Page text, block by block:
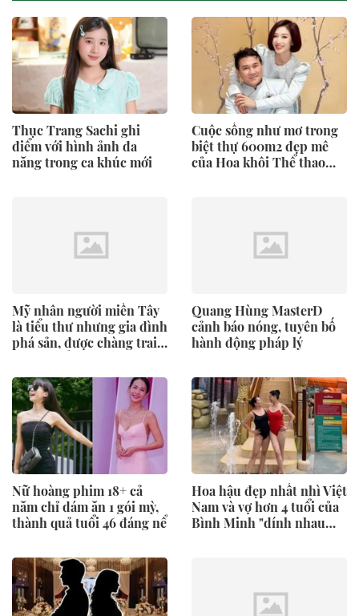
Thục Trang Sachi ghi
điểm với hình ảnh đa
năng trong ca khúc mới
Cuộc sống như mơ trong
biệt thự 600m2 đẹp mê
của Hoa khôi Thể thao
Mỹ nhân người miền Tây
là tiểu thư nhưng gia đình
phá sản, được chàng trai
vàng hỏi cưới
Quang Hùng MasterD
cảnh báo nóng, tuyên bố
hành động pháp lý
Nữ hoàng phim 18+ cả
năm chỉ dám ăn 1 gói mỳ,
thành quả tuổi 46 đáng nể
Hoa hậu đẹp nhất nhì Việt
Nam và vợ hơn 4 tuổi của
Bình Minh "dính nhau